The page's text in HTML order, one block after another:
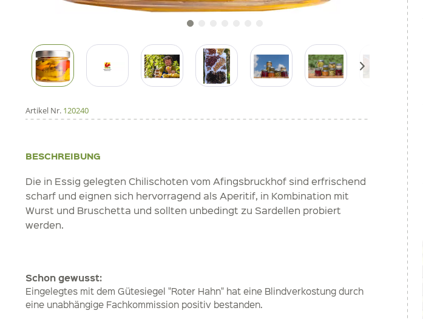
Artikel Nr. 120240
BESCHREIBUNG
Die in Essig gelegten Chilischoten vom Afingsbruckhof sind erfrischend
scharf und eignen sich hervorragend als Aperitif, in Kombination mit
Wurst und Bruschetta und sollten unbedingt zu Sardellen probiert
werden.
Schon gewusst:
Eingelegtes mit dem Gütesiegel "Roter Hahn" hat eine Blindverkostung durch
eine unabhängige Fachkommission positiv bestanden.